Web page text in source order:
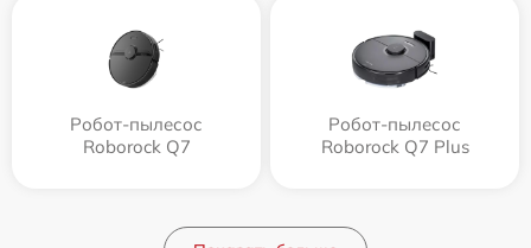
Робот-пылесос
Roborock Q7
Робот-пылесос
Roborock Q7 Plus